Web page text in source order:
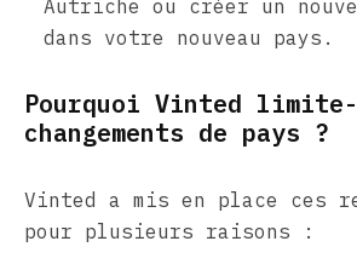
Autriche ou créer un
dans votre nouveau pays.
Pourquoi Vinted
changements de pays ?
Vinted a mis en place ces
pour plusieurs raisons :